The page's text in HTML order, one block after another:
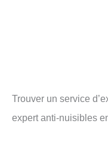
Trouver un service
expert anti-nuisibles